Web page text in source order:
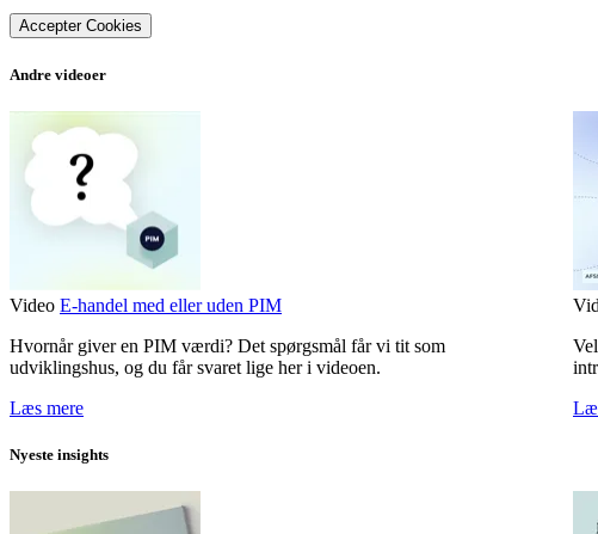
Accepter Cookies
Andre videoer
Video E-handel med eller uden PIM
Hvornår giver en PIM værdi? Det spørgsmål får vi tit som
udviklingshus, og du får svaret lige her i videoen.
Læs mere
Nyeste insights